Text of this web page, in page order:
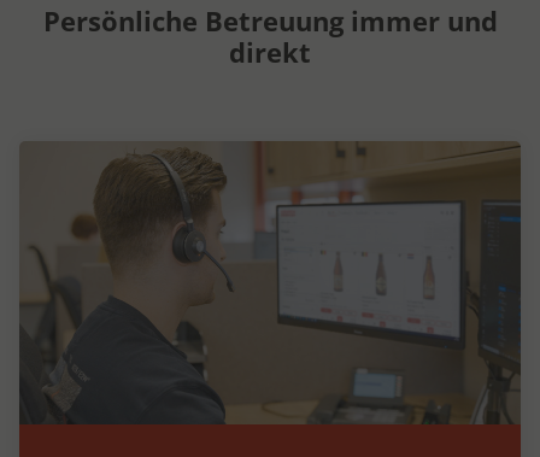
Persönliche Betreuung immer und
direkt